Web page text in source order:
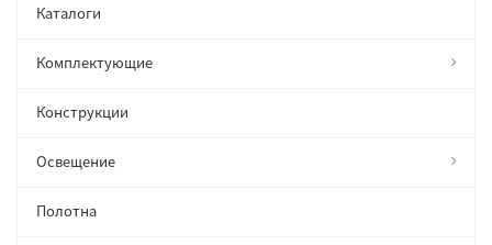
Каталоги
Комплектующие
Конструкции
Освещение
Полотна